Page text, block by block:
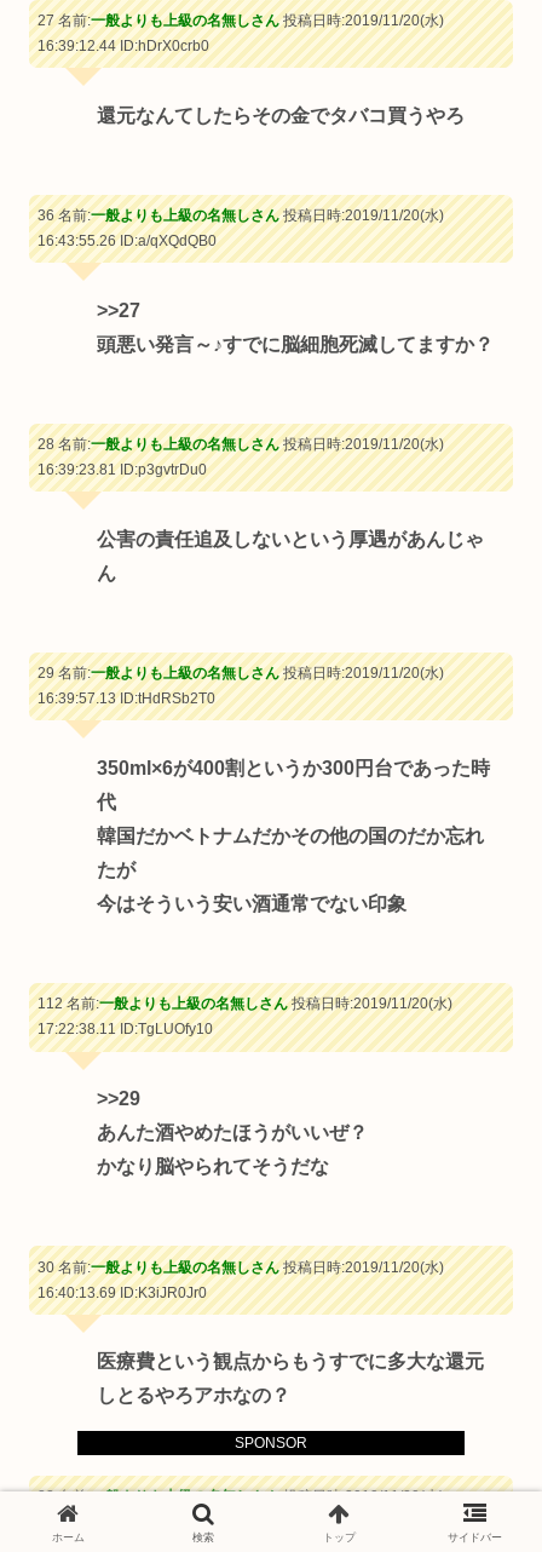
SPONSOR
27 名前:一般よりも上級の名無しさん投稿日時:2019/11/20(水)
16:39:12.44ID:hDrX0crb0
還元なんてしたらその金でタバコ買うやろ
36 名前:一般よりも上級の名無しさん投稿日時:2019/11/20(水)
16:43:55.26ID:a/qXQdQB0
>>27
頭悪い発言～♪すでに脳細胞死滅してますか？
28 名前:一般よりも上級の名無しさん投稿日時:2019/11/20(水)
16:39:23.81ID:p3gvtrDu0
公害の責任追及しないという厚遇があんじゃ
ん
29 名前:一般よりも上級の名無しさん投稿日時:2019/11/20(水)
16:39:57.13ID:tHdRSb2T0
350ml×6が400割というか300円台であった時
代
韓国だかベトナムだかその他の国のだか忘れ
たが
今はそういう安い酒通常でない印象
112 名前:一般よりも上級の名無しさん投稿日時:2019/11/20(水)
17:22:38.11ID:TgLUOfy10
>>29
あんた酒やめたほうがいいぜ？
かなり脳やられてそうだな
30 名前:一般よりも上級の名無しさん投稿日時:2019/11/20(水)
16:40:13.69ID:K3iJR0Jr0
医療費という観点からもうすでに多大な還元
しとるやろアホなの？
32 名前:一般よりも上級の名無しさん投稿日時:2019/11/20(水)
16:40:51.49
ID:dyJvq3EG0
ホーム 検索 トップ サイドバー